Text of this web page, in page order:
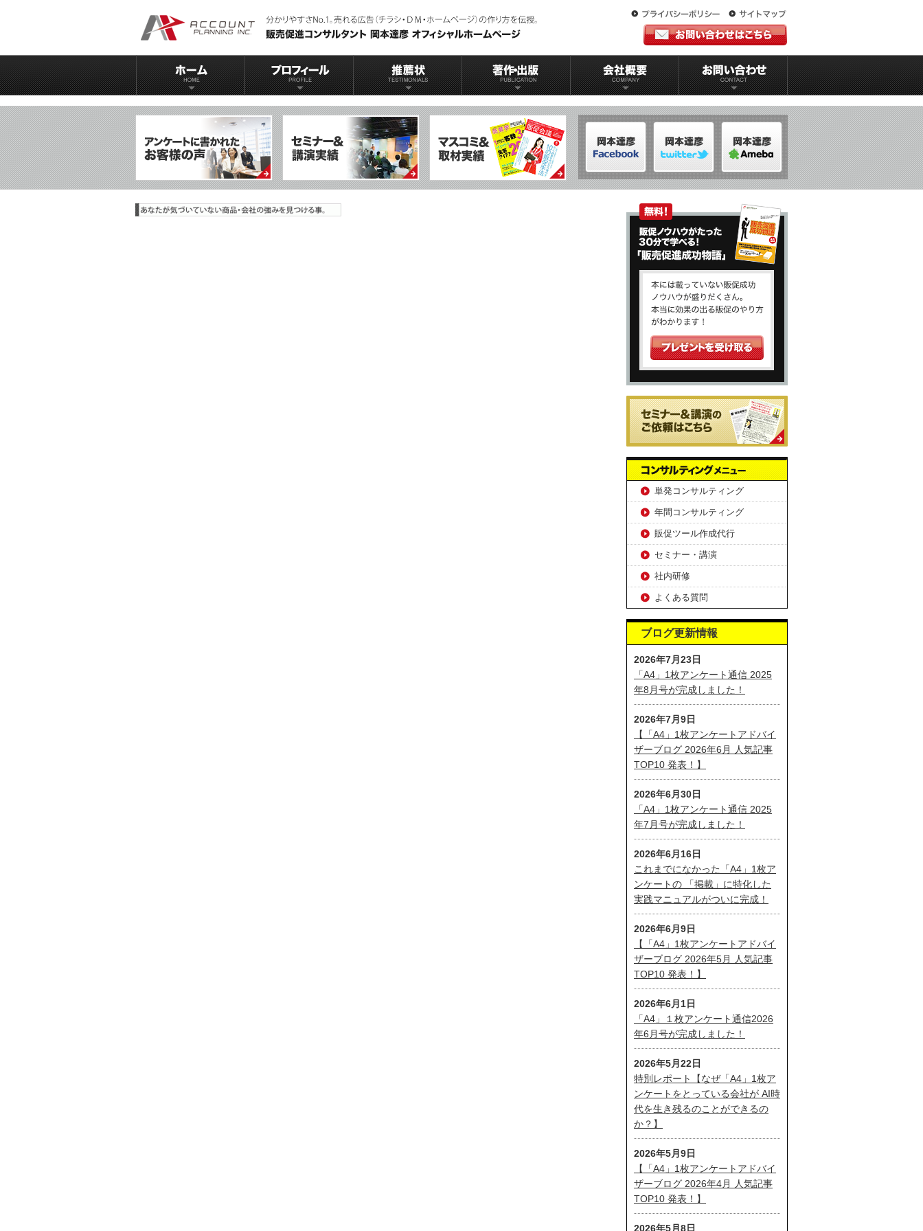
単発コンサルティング
年間コンサルティング
販促ツール作成代行
セミナー・講演
社内研修
よくある質問
ブログ更新情報
2026年7月23日
「A4」1枚アンケート通信 2025
年8月号が完成しました！
2026年7月9日
【「A4」1枚アンケートアドバイ
ザーブログ 2026年6月 人気記事
TOP10 発表！】
2026年6月30日
「A4」1枚アンケート通信 2025
年7月号が完成しました！
2026年6月16日
これまでになかった「A4」1枚ア
ンケートの 「掲載」に特化した
実践マニュアルがついに完成！
2026年6月9日
【「A4」1枚アンケートアドバイ
ザーブログ 2026年5月 人気記事
TOP10 発表！】
2026年6月1日
「A4」１枚アンケート通信2026
年6月号が完成しました！
2026年5月22日
特別レポート【なぜ「A4」1枚ア
ンケートをとっている会社が AI時
代を生き残るのことができるの
か？】
2026年5月9日
【「A4」1枚アンケートアドバイ
ザーブログ 2026年4月 人気記事
TOP10 発表！】
2026年5月8日